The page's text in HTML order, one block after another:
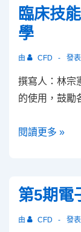
習
新
時
代
優
良
教
助
理
獎
暨
分
享
臨床技
學
由 CFD 發
撰寫人：林宗
的使用，鼓勵
臨
中
心-
閱讀更多 »
第5期電
由 CFD 發